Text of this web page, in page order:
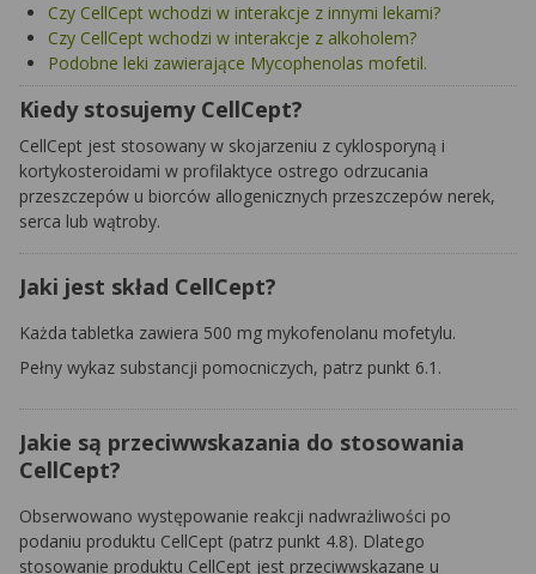
Czy CellCept wchodzi w interakcje z innymi lekami?
Czy CellCept wchodzi w interakcje z alkoholem?
Podobne leki zawierające Mycophenolas mofetil.
Kiedy stosujemy CellCept?
CellCept jest stosowany w skojarzeniu z cyklosporyną i
kortykosteroidami w profilaktyce ostrego odrzucania
przeszczepów u biorców allogenicznych przeszczepów nerek,
serca lub wątroby.
Jaki jest skład CellCept?
Każda tabletka zawiera 500 mg mykofenolanu mofetylu.
Pełny wykaz substancji pomocniczych, patrz punkt 6.1.
Jakie są przeciwwskazania do stosowania
CellCept?
Obserwowano występowanie reakcji nadwrażliwości po
podaniu produktu CellCept (patrz punkt 4.8). Dlatego
stosowanie produktu CellCept jest przeciwwskazane u